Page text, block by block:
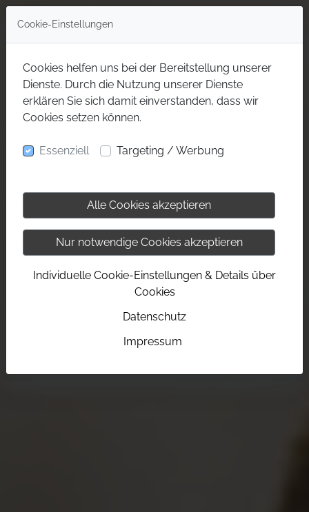
Cookie-Einstellungen
Cookies helfen uns bei der Bereitstellung unserer
Dienste. Durch die Nutzung unserer Dienste
erklären Sie sich damit einverstanden, dass wir
Cookies setzen können.
Essenziell Targeting / Werbung
Alle Cookies akzeptieren
Nur notwendige Cookies akzeptieren
Individuelle Cookie-Einstellungen & Details über
Cookies
Datenschutz
Impressum